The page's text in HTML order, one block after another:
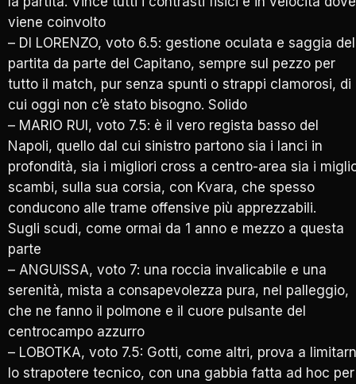
viene coinvolto
– DI LORENZO, voto 6.5: gestione oculata e saggia
partita da parte del Capitano, sempre sul pezzo per
tutto il match, pur senza spunti o strappi clamorosi, di
cui oggi non c’è stato bisogno. Solido
– MARIO RUI, voto 7.5: è il vero regista basso del
Napoli, quello dal cui sinistro partono sia i lanci in
profondità, sia i migliori cross a centro-area sia i
scambi, sulla sua corsia, con Kvara, che spesso
conducono alle trame offensive più apprezzabili.
Sugli scudi, come ormai da 1 anno e mezzo a questa
parte
– ANGUISSA, voto 7: una roccia invalicabile e una
serenità, mista a consapevolezza pura, nel palleggio,
che ne fanno il polmone e il cuore pulsante del
centrocampo azzurro
– LOBOTKA, voto 7.5: Gotti, come altri, prova a
lo strapotere tecnico, con una gabbia fatta ad hoc per